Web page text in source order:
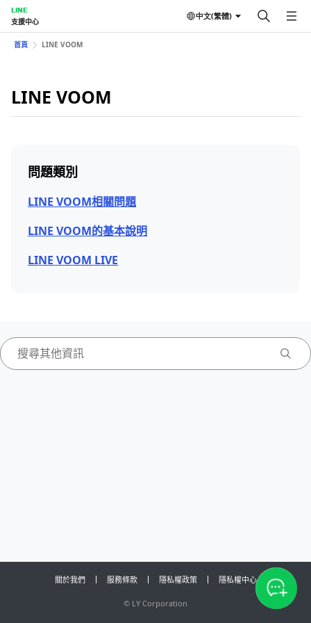
LINE
支援中心
中文(繁體)
首頁 LINE VOOM
LINE VOOM
問題類別
LINE VOOM相關問題
LINE VOOM的基本說明
LINE VOOM LIVE
關於我們 服務條款 隱私權政策 隱私權中心
© LY Corporation